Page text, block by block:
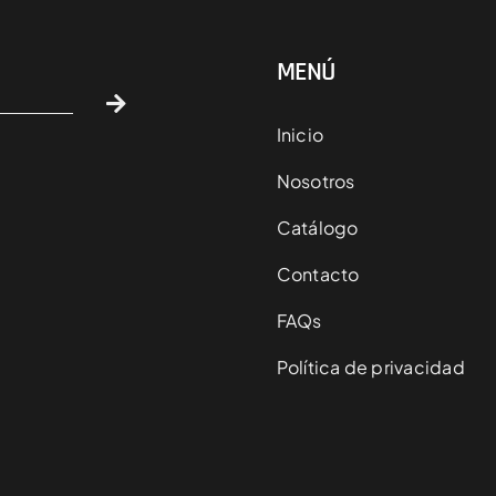
MENÚ
Inicio
Nosotros
Catálogo
Contacto
FAQs
Política de privacidad